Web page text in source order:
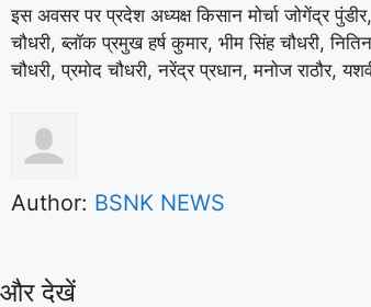
इस अवसर पर प्रदेश अध्यक्ष किसान मोर्चा जोगेंद्र पुंडीर,
चौधरी, ब्लॉक प्रमुख हर्ष कुमार, भीम सिंह चौधरी,
चौधरी, प्रमोद चौधरी, नरेंद्र प्रधान, मनोज राठौर,
Author: BSNK NEWS
और देखें